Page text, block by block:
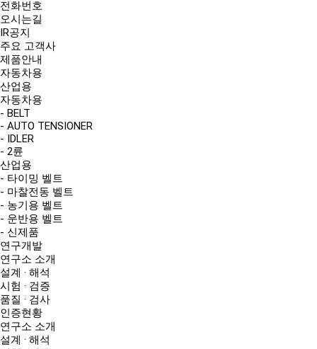
전화번호
오시는길
IR공지
주요 고객사
제품안내
자동차용
산업용
자동차용
- BELT
- AUTO TENSIONER
- IDLER
- 2륜
산업용
- 타이밍 벨트
- 마찰전동 벨트
- 농기용 벨트
- 운반용 벨트
- 신제품
연구개발
연구소 소개
설계 · 해석
시험 · 검증
품질 · 검사
인증현황
연구소 소개
설계 · 해석